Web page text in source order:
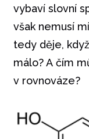
vybaví slovní
však nemusí
tedy děje,
málo? A čím
v rovnováze?